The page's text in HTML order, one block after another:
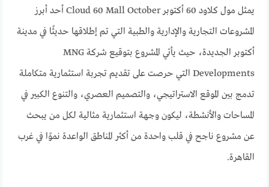
يمثل مول كلاود 60 أكتوبر Cloud 60 Mall October أحد أبرز
المشروعات التجارية والإدارية والطبية التي تم إطلاقها حديثًا في مدينة
أكتوبر الجديدة، حيث يأتي المشروع بتوقيع شركة MNG
Developments التي حرصت على تقديم تجربة استثمارية متكاملة
تدمج بين الموقع الاستراتيجي، والتصميم العصري، والتنوع الكبير في
المساحات والأنشطة، ليكون وجهة استثمارية مثالية لكل من يبحث
عن مشروع ناجح في قلب واحدة من أكثر المناطق الواعدة نموًا في غرب
القاهرة.